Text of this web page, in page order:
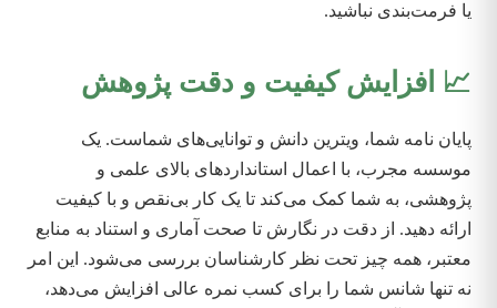
یا فرمت‌بندی نباشید.
📈 افزایش کیفیت و دقت پژوهش
پایان نامه شما، ویترین دانش و توانایی‌های شماست. یک
موسسه مجرب، با اعمال استانداردهای بالای علمی و
پژوهشی، به شما کمک می‌کند تا یک کار بی‌نقص و با کیفیت
ارائه دهید. از دقت در نگارش تا صحت آماری و استناد به منابع
معتبر، همه چیز تحت نظر کارشناسان بررسی می‌شود. این امر
نه تنها شانس شما را برای کسب نمره عالی افزایش می‌دهد،